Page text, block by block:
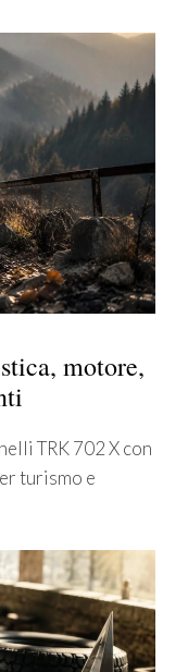
motore,
TRK 702 X con
turismo e